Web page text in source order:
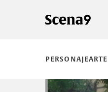
PERSONAJEARTE